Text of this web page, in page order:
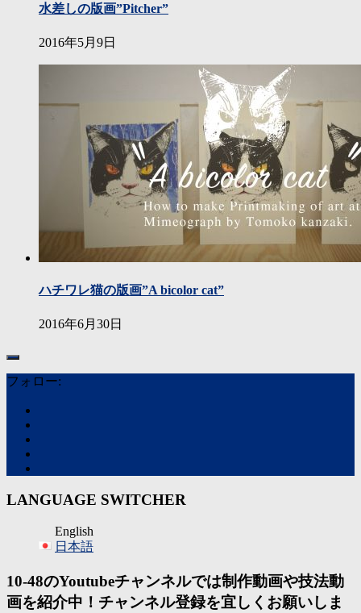
水差しの版画”Pitcher”
2016年5月9日
ハチワレ猫の版画”A bicolor cat”
2016年6月30日
フォロー:
LANGUAGE SWITCHER
English
日本語
10-48のYoutubeチャンネルでは制作動画や技法動
画を紹介中！チャンネル登録を宜しくお願いしま